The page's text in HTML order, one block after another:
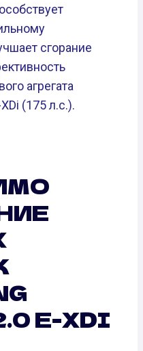
сгорание
агрегата
(175 л.с.).
E-XDI